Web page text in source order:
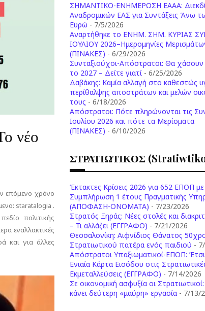
νέο
επόμενο χρόνο
staratalogia .
πολιτικής
εναλλακτικές
και για άλλες
ΣΗΜΑΝΤΙΚΟ-ΕΝΗΜΕΡΩΣΗ ΕΑΑΑ:
Αναδρομικών ΕΑΣ για Συντάξεις Άνω
Ευρώ - 7/5/2026
Aναρτήθηκε το ENHM. ΣΗΜ. ΚΥΡΙΑΣ
ΙΟΥΛΙΟΥ 2026–Ημερομηνίες
(ΠΙΝΑΚΕΣ) - 6/29/2026
Συνταξιούχοι-Απόστρατοι: Θα χάσουν
το 2027 – Δείτε γιατί - 6/25/2026
Δαβάκης: Καμία αλλαγή στο καθεστώς
περίθαλψης αποστράτων και μελών
τους - 6/18/2026
Aπόστρατοι: Πότε πληρώνονται τις
Ιουλίου 2026 και πότε τα Μερίσματα
(ΠΙΝΑΚΕΣ) - 6/10/2026
ΣΤΡΑΤΙΩΤΙΚΟΣ
Έκτακτες Κρίσεις 2026 για 652 ΕΠΟΠ με
Συμπλήρωση 1 έτους Πραγματικής
(ΑΠΟΦΑΣΗ-ONOMATA) - 7/23/2026
Στρατός Ξηράς: Νέες στολές και
– Τι αλλάζει (ΕΓΓΡΑΦΟ) - 7/21/2026
Θεσσαλονίκη: Αιφνίδιος Θάνατος
Στρατιωτικού πατέρα ενός παιδιού -
Απόστρατοι Υπαξιωματικοί-ΕΠΟΠ: Έτσι
Ενιαία Κάρτα Εισόδου στις
Εκμεταλλεύσεις (ΕΓΓΡΑΦΟ) - 7/14/2026
Σε οικονομική ασφυξία οι
κάνει δεύτερη «μαύρη» εργασία - 7/13/